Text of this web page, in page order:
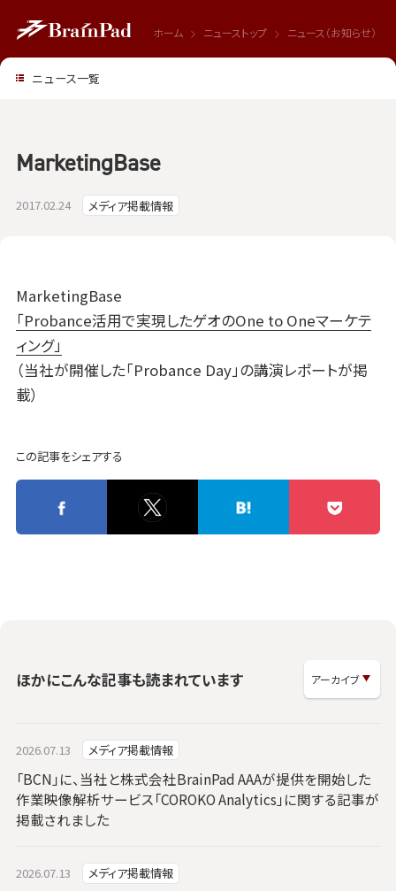
ホーム ニューストップ ニュース（お知らせ）
2017.02.24 メディア掲載情報
MarketingBase
MarketingBase
「Probance活用で実現したゲオのOne to Oneマーケテ
ィング」
（当社が開催した「Probance Day」の講演レポートが掲
載）
この記事をシェアする
ほかにこんな記事も読まれています
2026.07.13 メディア掲載情報
「BCN」に、当社と株式会社BrainPad AAAが提供を開始した
作業映像解析サービス「COROKO Analytics」に関する記事が
掲載されました
2026.07.13 メディア掲載情報
ニュース一覧